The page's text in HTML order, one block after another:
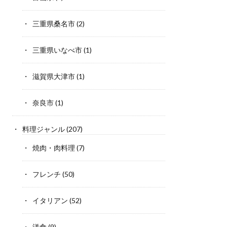
三重県桑名市(2)
三重県いなべ市(1)
滋賀県大津市(1)
奈良市(1)
料理ジャンル(207)
焼肉・肉料理 (7)
フレンチ (50)
イタリアン (52)